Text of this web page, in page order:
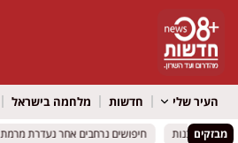
העיר שלי חדשות מלחמה בישראל
מבזקים
גם לבנות
גם לבנות חיפושים נרחבים אחר נעדרת מרמת גן
חיפושים נרחבים אחר נעדרת מרמת גן